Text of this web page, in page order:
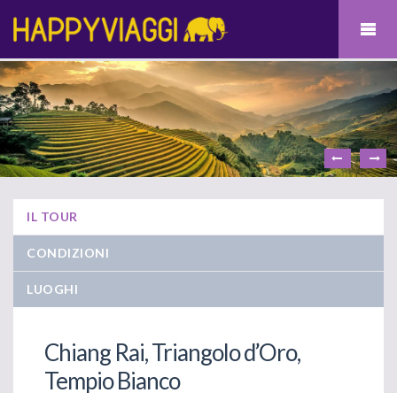
IL TOUR
CONDIZIONI
LUOGHI
Chiang Rai, Triangolo d’Oro,
Tempio Bianco